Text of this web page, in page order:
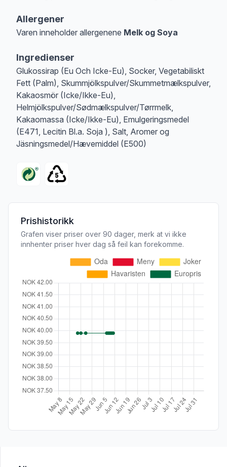
Allergener
Varen inneholder allergenene Melk og Soya
Ingredienser
Glukossirap (Eu Och Icke-Eu), Socker, Vegetabiliskt
Fett (Palm), Skummjölkspulver/Skummetmælkspulver,
Kakaosmör (Icke/Ikke-Eu),
Helmjölkspulver/Sødmælkspulver/Tørrmelk,
Kakaomassa (Icke/Ikke-Eu), Emulgeringsmedel
(E471, Lecitin Bl.a. Soja ), Salt, Aromer og
Jäsningsmedel/Hævemiddel (E500)
Prishistorikk
Grafen viser priser over 90 dager, merk at vi ikke
innhenter priser hver dag så feil kan forekomme.